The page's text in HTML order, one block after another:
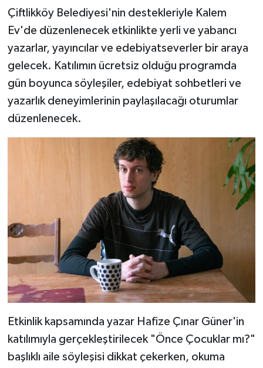
Çiftlikköy Belediyesi'nin destekleriyle Kalem
Ev'de düzenlenecek etkinlikte yerli ve yabancı
yazarlar, yayıncılar ve edebiyatseverler bir araya
gelecek. Katılımın ücretsiz olduğu programda
gün boyunca söyleşiler, edebiyat sohbetleri ve
yazarlık deneyimlerinin paylaşılacağı oturumlar
düzenlenecek.
Etkinlik kapsamında yazar Hafize Çınar Güner'in
katılımıyla gerçekleştirilecek "Önce Çocuklar mı?"
başlıklı aile söyleşisi dikkat çekerken, okuma